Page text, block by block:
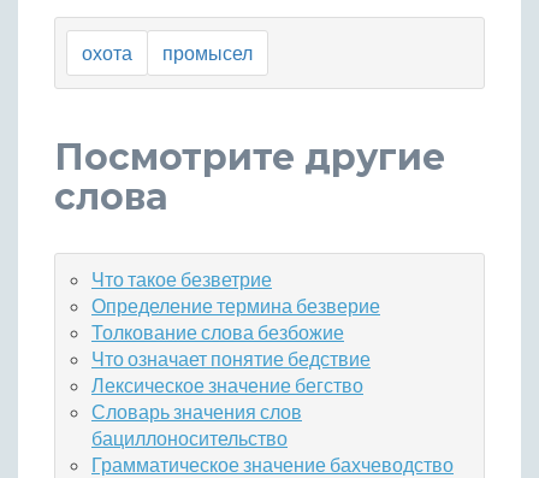
охота промысел
Посмотрите другие
слова
Что такое безветрие
Определение термина безверие
Толкование слова безбожие
Что означает понятие бедствие
Лексическое значение бегство
Словарь значения слов
бациллоносительство
Грамматическое значение бахчеводство